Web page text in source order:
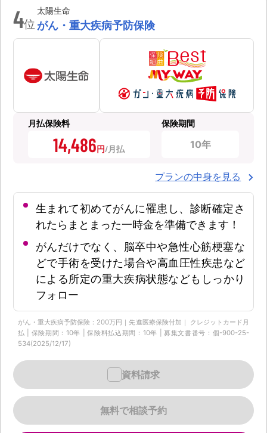
4位
太陽生命
がん・重大疾病予防保険
月払保険料
14,486円
保険期間
10年
プランの中身を見る
生まれて初めてがんに罹患し、診断確定さ
れたらまとまった一時金を準備できます！
がんだけでなく、脳卒中や急性心筋梗塞な
どで手術を受けた場合や高血圧性疾患など
による所定の重大疾病状態などもしっかり
フォロー
がん・重大疾病予防保険：200万円｜先進医療保険付加｜ クレジットカード月
払 | 保険期間：10年 | 保険料払込期間：10年 | 募集文書番号：個-900-25-
534(2025/12/17)
無料で相談予約
資料請求